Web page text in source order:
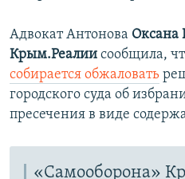
Адвокат Антонова Оксана
Крым.Реалии сообщила,
собирается обжаловать
городского суда об
пресечения в виде
«Самооборона»